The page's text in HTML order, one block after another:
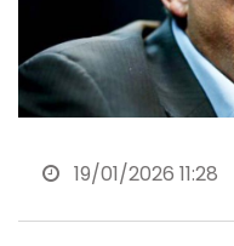
19/01/2026 11:28